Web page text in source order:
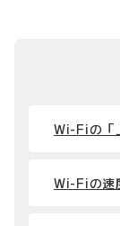
Wi-Fiの「
Wi-Fiの速